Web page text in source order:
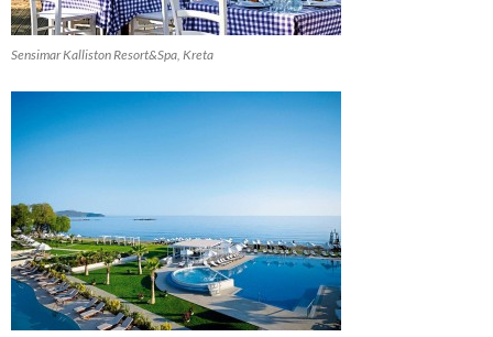
Sensimar Kalliston Resort&Spa, Kreta